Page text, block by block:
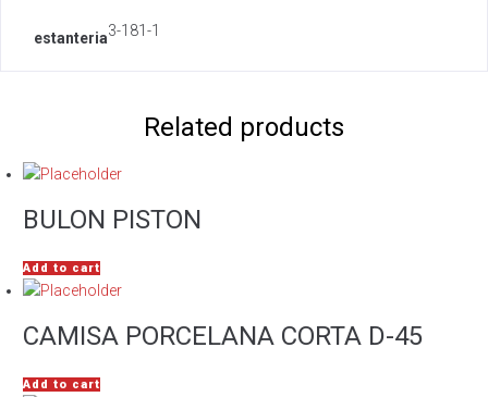
estanteria3-181-1
Related products
BULON PISTON
Add to cart
CAMISA PORCELANA CORTA D-45
Add to cart